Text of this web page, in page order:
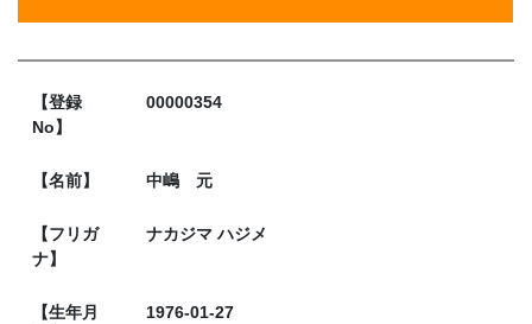
【登録
No】
00000354
【名前】 中嶋 元
【フリガ
ナ】
ナカジマ ハジメ
【生年月
1976-01-27